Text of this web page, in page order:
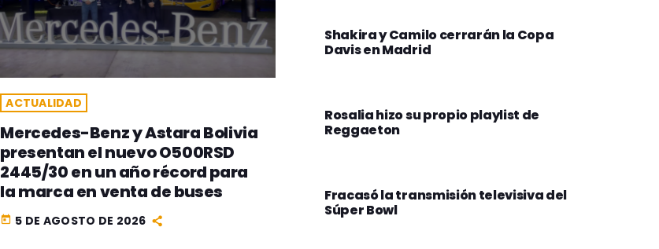
ACTUALIDAD
Mercedes-Benz y Astara Bolivia
presentan el nuevo O500RSD
2445/30 en un año récord para
la marca en venta de buses
today 5 DE AGOSTO DE 2026
Shakira y Camilo cerrarán la Copa
Davis en Madrid
Rosalia hizo su propio playlist de
Reggaeton
Fracasó la transmisión televisiva del
Súper Bowl